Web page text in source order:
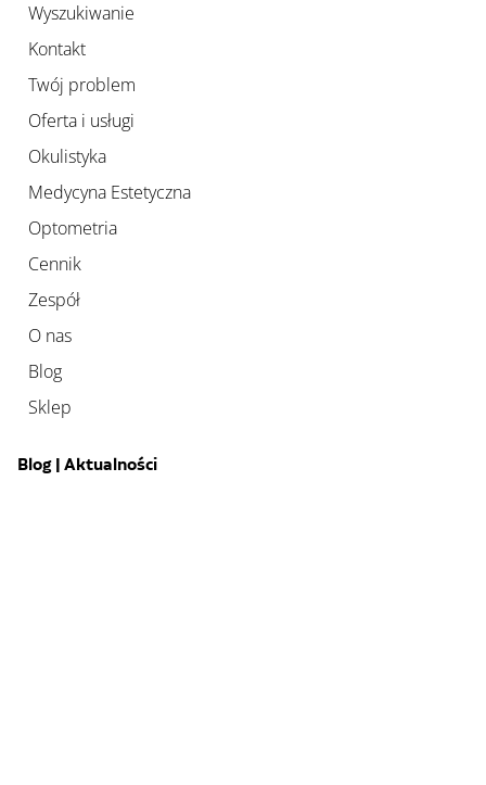
Wyszukiwanie
Kontakt
Twój problem
Oferta i usługi
Okulistyka
Medycyna Estetyczna
Optometria
Cennik
Zespół
O nas
Blog
Sklep
Blog | Aktualności